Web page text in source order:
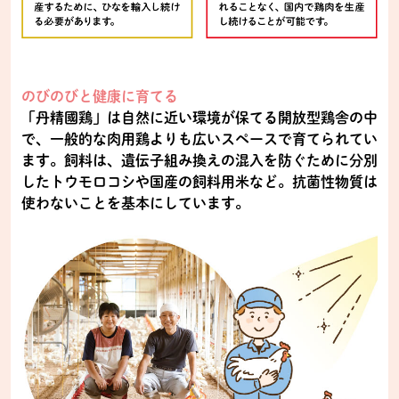
のびのびと健康に育てる
「丹精國鶏」は自然に近い環境が保てる開放型鶏舎の中
で、一般的な肉用鶏よりも広いスペースで育てられてい
ます。飼料は、遺伝子組み換えの混入を防ぐために分別
したトウモロコシや国産の飼料用米など。抗菌性物質は
使わないことを基本にしています。